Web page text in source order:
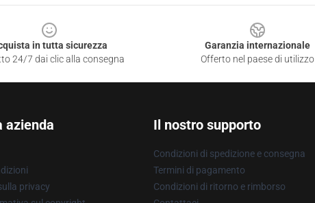
in tutta sicurezza
24/7 dai clic alla consegna
Garanzia internazionale
Offerto nel paese di utilizzo
azienda
privacy
Il nostro supporto
Condizioni di spedizione e consegna
Termini di pagamento
Condizioni di ritorno e rimborso